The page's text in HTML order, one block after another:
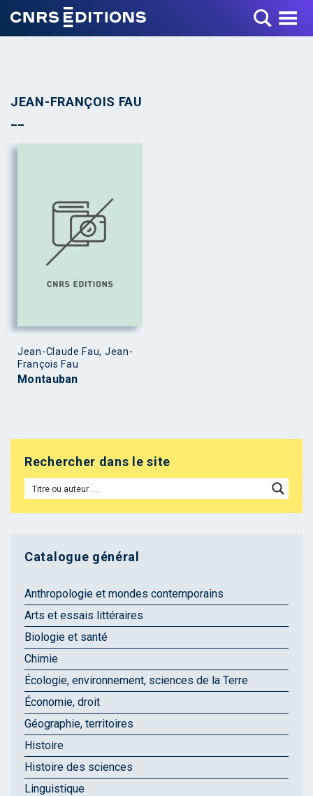
Toggle Menu
JEAN-FRANÇOIS FAU
Jean-Claude Fau, Jean-
François Fau
Montauban
Rechercher dans le site
Catalogue général
Anthropologie et mondes contemporains
Arts et essais littéraires
Biologie et santé
Chimie
Écologie, environnement, sciences de la Terre
Économie, droit
Géographie, territoires
Histoire
Histoire des sciences
Linguistique